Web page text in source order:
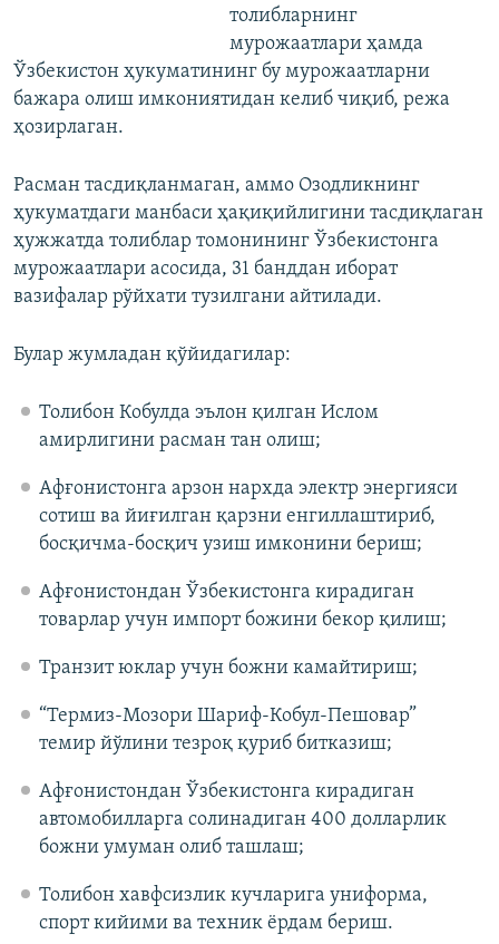
толибларнинг
мурожаатлари ҳамда
Ўзбекистон ҳукуматининг бу мурожаатларни
бажара олиш имкониятидан келиб чиқиб, режа
ҳозирлаган.
Расман тасдиқланмаган, аммо Озодликнинг
ҳукуматдаги манбаси ҳақиқийлигини тасдиқлаган
ҳужжатда толиблар томонининг Ўзбекистонга
мурожаатлари асосида, 31 банддан иборат
вазифалар рўйхати тузилгани айтилади.
Булар жумладан қўйидагилар:
Толибон Кобулда эълон қилган Ислом
амирлигини расман тан олиш;
Афғонистонга арзон нархда электр энергияси
сотиш ва йиғилган қарзни енгиллаштириб,
босқичма-босқич узиш имконини бериш;
Афғонистондан Ўзбекистонга кирадиган
товарлар учун импорт божини бекор қилиш;
Транзит юклар учун божни камайтириш;
“Термиз-Мозори Шариф-Кобул-Пешовар”
темир йўлини тезроқ қуриб битказиш;
Афғонистондан Ўзбекистонга кирадиган
автомобилларга солинадиган 400 долларлик
божни умуман олиб ташлаш;
Толибон хавфсизлик кучларига униформа,
спорт кийими ва техник ёрдам бериш.